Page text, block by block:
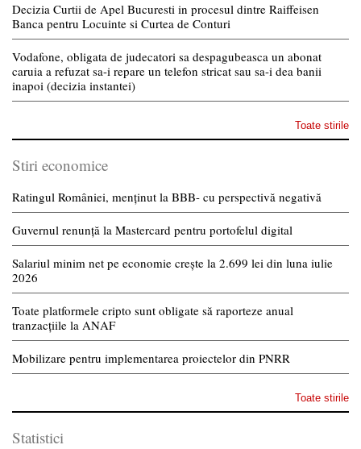
Decizia Curtii de Apel Bucuresti in procesul dintre Raiffeisen
Banca pentru Locuinte si Curtea de Conturi
Vodafone, obligata de judecatori sa despagubeasca un abonat
caruia a refuzat sa-i repare un telefon stricat sau sa-i dea banii
inapoi (decizia instantei)
Toate stirile
Stiri economice
Ratingul României, menținut la BBB- cu perspectivă negativă
Guvernul renunță la Mastercard pentru portofelul digital
Salariul minim net pe economie crește la 2.699 lei din luna iulie
2026
Toate platformele cripto sunt obligate să raporteze anual
tranzacțiile la ANAF
Mobilizare pentru implementarea proiectelor din PNRR
Toate stirile
Statistici